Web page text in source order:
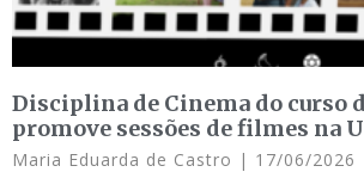
Disciplina de Cinema do curso
promove sessões de filmes na
Maria Eduarda de Castro 17/06/2026